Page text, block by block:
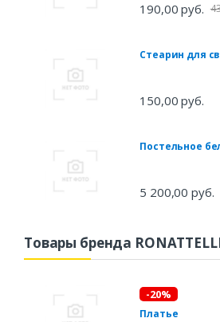
190,00 руб.
Стеарин для
150,00 руб.
Постельное
5 200,00 руб.
Товары бренда
-20%
Платье